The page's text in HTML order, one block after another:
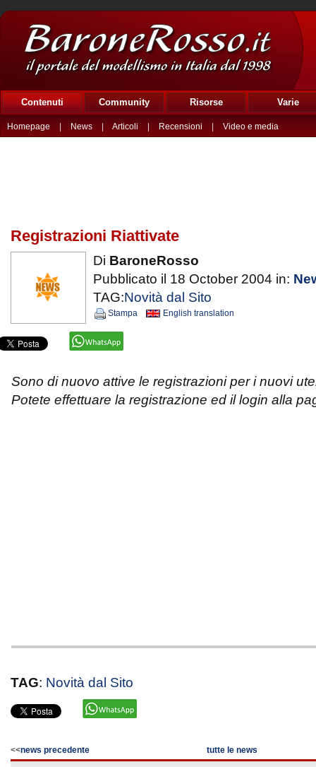
Contenuti Community Risorse Varie
Homepage News Articoli Recensioni Video e media
Registrazioni Riattivate
Di BaroneRosso
Pubblicato il 18 October 2004 in:
TAG:Novità dal Sito
Stampa English translation
Sono di nuovo attive le registrazioni per i nuovi
Potete effettuare la registrazione ed il login alla
TAG: Novità dal Sito
<<news precedente tutte le news